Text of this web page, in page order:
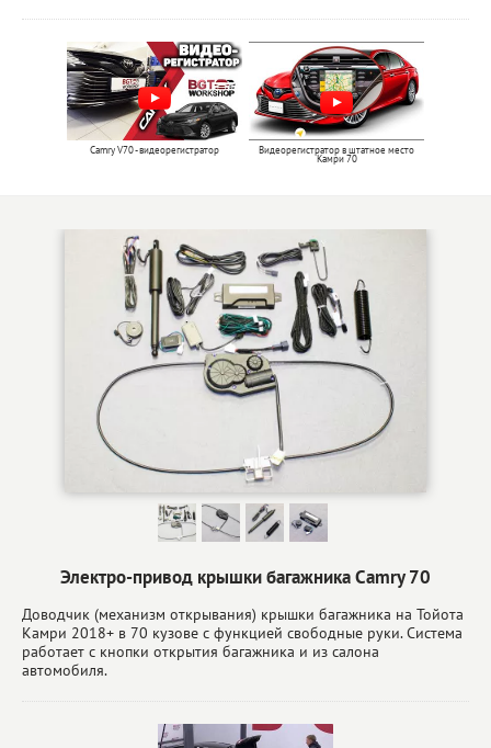
Camry V70 - видеорегистратор Видеорегистратор в штатное место
Камри 70
Электро-привод крышки багажника Camry 70
Доводчик (механизм открывания) крышки багажника на Тойота
Камри 2018+ в 70 кузове с функцией свободные руки. Система
работает с кнопки открытия багажника и из салона
автомобиля.